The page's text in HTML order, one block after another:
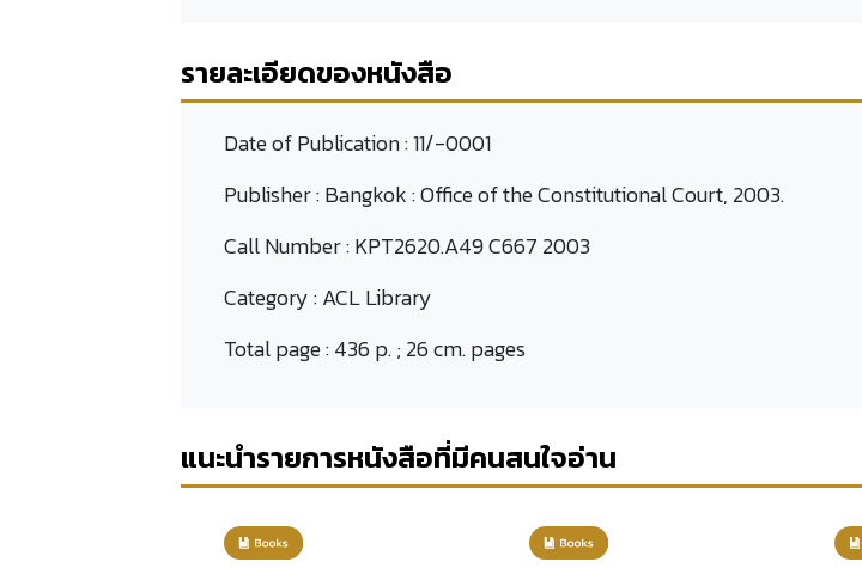
รายละเอียดของหนังสือ
Date of Publication :11/-0001
Publisher :Bangkok : Office of the Constitutional Court, 2003.
Call Number :KPT2620.A49 C667 2003
Category :ACL Library
Total page :436 p. ; 26 cm. pages
แนะนำรายการหนังสือที่มีคนสนใจอ่าน